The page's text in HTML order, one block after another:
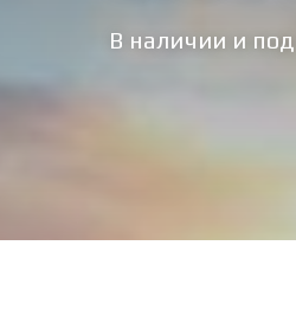
В наличии и под